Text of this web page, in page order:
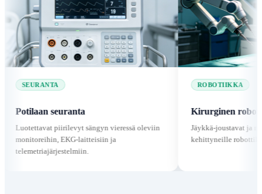
seuranta
piirilevyt sängyn vieressä oleviin
EKG-laitteisiin ja
ROBOTIIKKA
Kirurginen robotiikka
Jäykkä-joustavat ja nopeat
kehittyneille robottikirurgia-